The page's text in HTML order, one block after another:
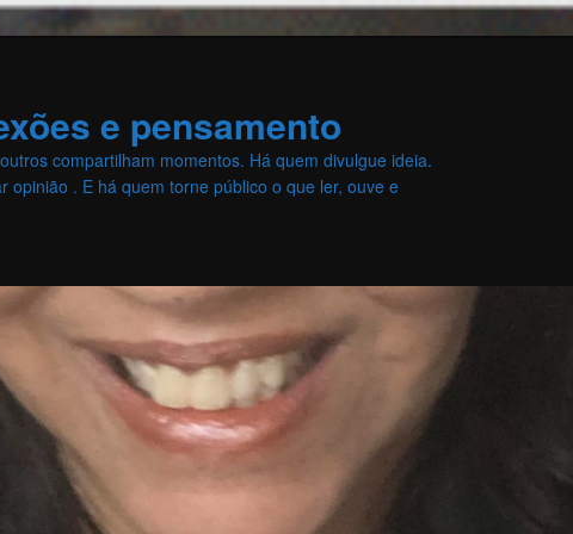
e pensamento
compartilham momentos. Há quem divulgue ideia.
opinião . E há quem torne público o que ler, ouve e